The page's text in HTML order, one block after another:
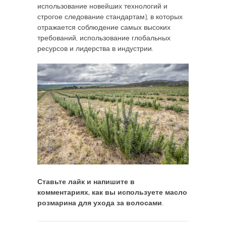
использование новейших технологий и
строгое следование стандартам), в которых
отражается соблюдение самых высоких
требований, использование глобальных
ресурсов и лидерства в индустрии.
Ставьте лайк и напишите в
комментариях, как вы используете масло
розмарина для ухода за волосами.